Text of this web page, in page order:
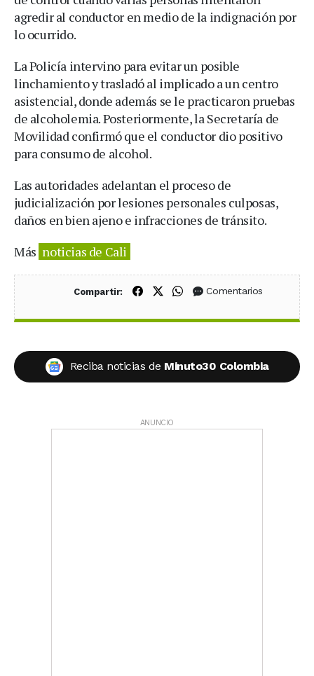
agredir al conductor en medio de la indignación por
lo ocurrido.
La Policía intervino para evitar un posible
linchamiento y trasladó al implicado a un centro
asistencial, donde además se le practicaron pruebas
de alcoholemia. Posteriormente, la Secretaría de
Movilidad confirmó que el conductor dio positivo
para consumo de alcohol.
Las autoridades adelantan el proceso de
judicialización por lesiones personales culposas,
daños en bien ajeno e infracciones de tránsito.
Más noticias de Cali
Compartir: Compartir en Facebook
Compartir en X (Twitter)
Compartir en WhatsApp
Comentarios
Reciba noticias de Minuto30 Colombia
ANUNCIO